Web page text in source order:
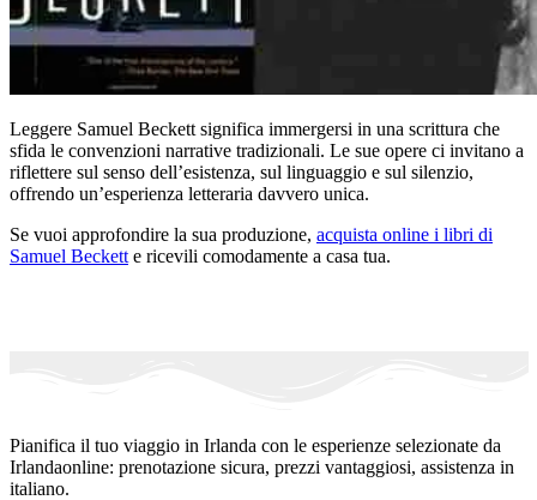
Leggere Samuel Beckett significa immergersi in una scrittura che
sfida le convenzioni narrative tradizionali. Le sue opere ci invitano a
riflettere sul senso dell’esistenza, sul linguaggio e sul silenzio,
offrendo un’esperienza letteraria davvero unica.
Se vuoi approfondire la sua produzione, acquista online i libri di
Samuel Beckett e ricevili comodamente a casa tua.
Pianifica il tuo viaggio in Irlanda con le esperienze selezionate da
Irlandaonline: prenotazione sicura, prezzi vantaggiosi, assistenza in
italiano.